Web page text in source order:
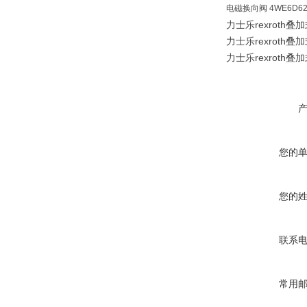
电磁换向阀
力士乐rexroth叠
力士乐rexroth叠
力士乐rexroth叠
您的
您的
联系
常用